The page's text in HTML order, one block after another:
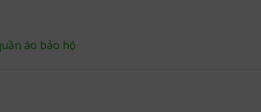
áo bảo hộ